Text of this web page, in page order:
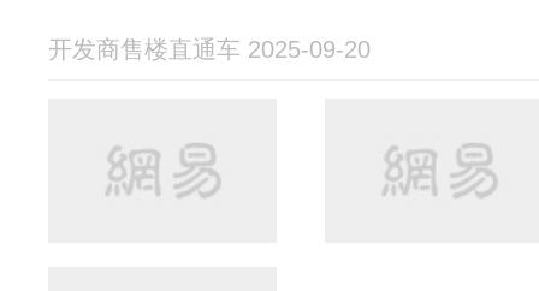
开发商售楼直通车 2025-09-20